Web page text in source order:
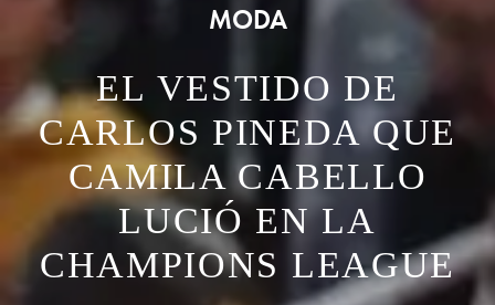
MODA
EL VESTIDO DE
CARLOS PINEDA QUE
CAMILA CABELLO
LUCIÓ EN LA
CHAMPIONS LEAGUE